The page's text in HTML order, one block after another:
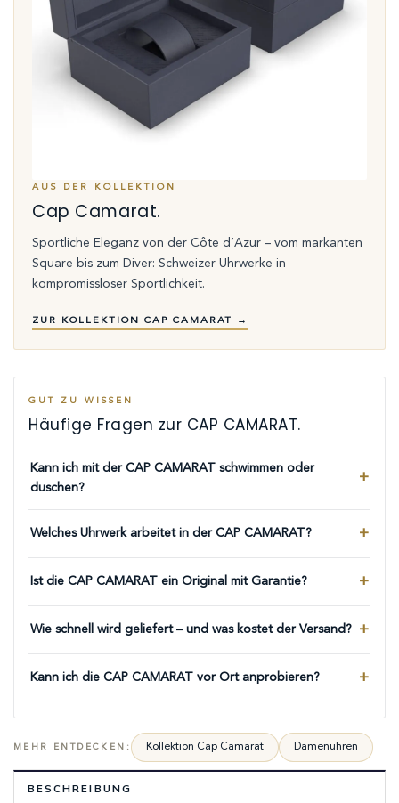
AUS DER KOLLEKTION
Cap Camarat.
Sportliche Eleganz von der Côte d’Azur – vom markanten
Square bis zum Diver: Schweizer Uhrwerke in
kompromissloser Sportlichkeit.
ZUR KOLLEKTION CAP CAMARAT →
GUT ZU WISSEN
Häufige Fragen zur CAP CAMARAT.
Kann ich mit der CAP CAMARAT schwimmen oder
duschen?
Welches Uhrwerk arbeitet in der CAP CAMARAT?
Ist die CAP CAMARAT ein Original mit Garantie?
Wie schnell wird geliefert – und was kostet der Versand?
Kann ich die CAP CAMARAT vor Ort anprobieren?
MEHR ENTDECKEN: Kollektion Cap Camarat Damenuhren
BESCHREIBUNG